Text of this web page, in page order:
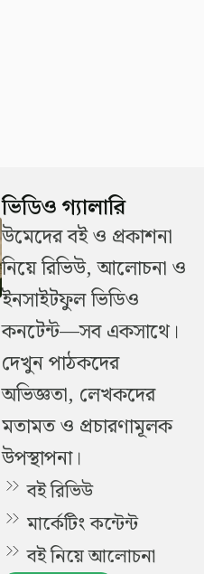
ভিডিও গ্যালারি
উমেদের বই ও প্রকাশনা
নিয়ে রিভিউ, আলোচনা ও
ইনসাইটফুল ভিডিও
কনটেন্ট—সব একসাথে।
দেখুন পাঠকদের
অভিজ্ঞতা, লেখকদের
মতামত ও প্রচারণামূলক
উপস্থাপনা।
বই রিভিউ
মার্কেটিং কন্টেন্ট
বই নিয়ে আলোচনা